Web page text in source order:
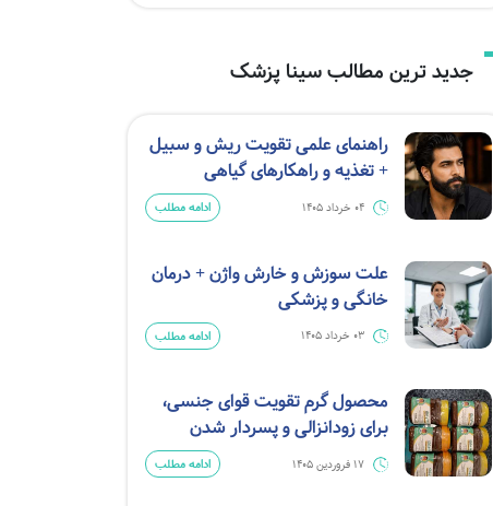
جدید ترین مطالب سینا پزشک
راهنمای علمی تقویت ریش و سبیل
+ تغذیه و راهکارهای گیاهی
04 خرداد 1405 ادامه مطلب
علت سوزش و خارش واژن + درمان
خانگی و پزشکی
03 خرداد 1405 ادامه مطلب
محصول گرم تقویت قوای جنسی،
برای زودانزالی و پسردار شدن
17 فروردین 1405 ادامه مطلب